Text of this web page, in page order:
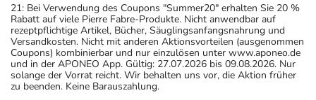
21: Bei Verwendung des Coupons "Summer20" erhalten Sie 20 %
Rabatt auf viele Pierre Fabre-Produkte. Nicht anwendbar auf
rezeptpflichtige Artikel, Bücher, Säuglingsanfangsnahrung und
Versandkosten. Nicht mit anderen Aktionsvorteilen (ausgenommen
Coupons) kombinierbar und nur einzulösen unter www.aponeo.de
und in der APONEO App. Gültig: 27.07.2026 bis 09.08.2026. Nur
solange der Vorrat reicht. Wir behalten uns vor, die Aktion früher
zu beenden. Keine Barauszahlung.